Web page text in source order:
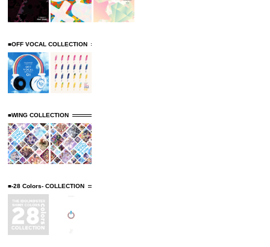
■OFF VOCAL COLLECTION
■WING COLLECTION
■-28 Colors- COLLECTION